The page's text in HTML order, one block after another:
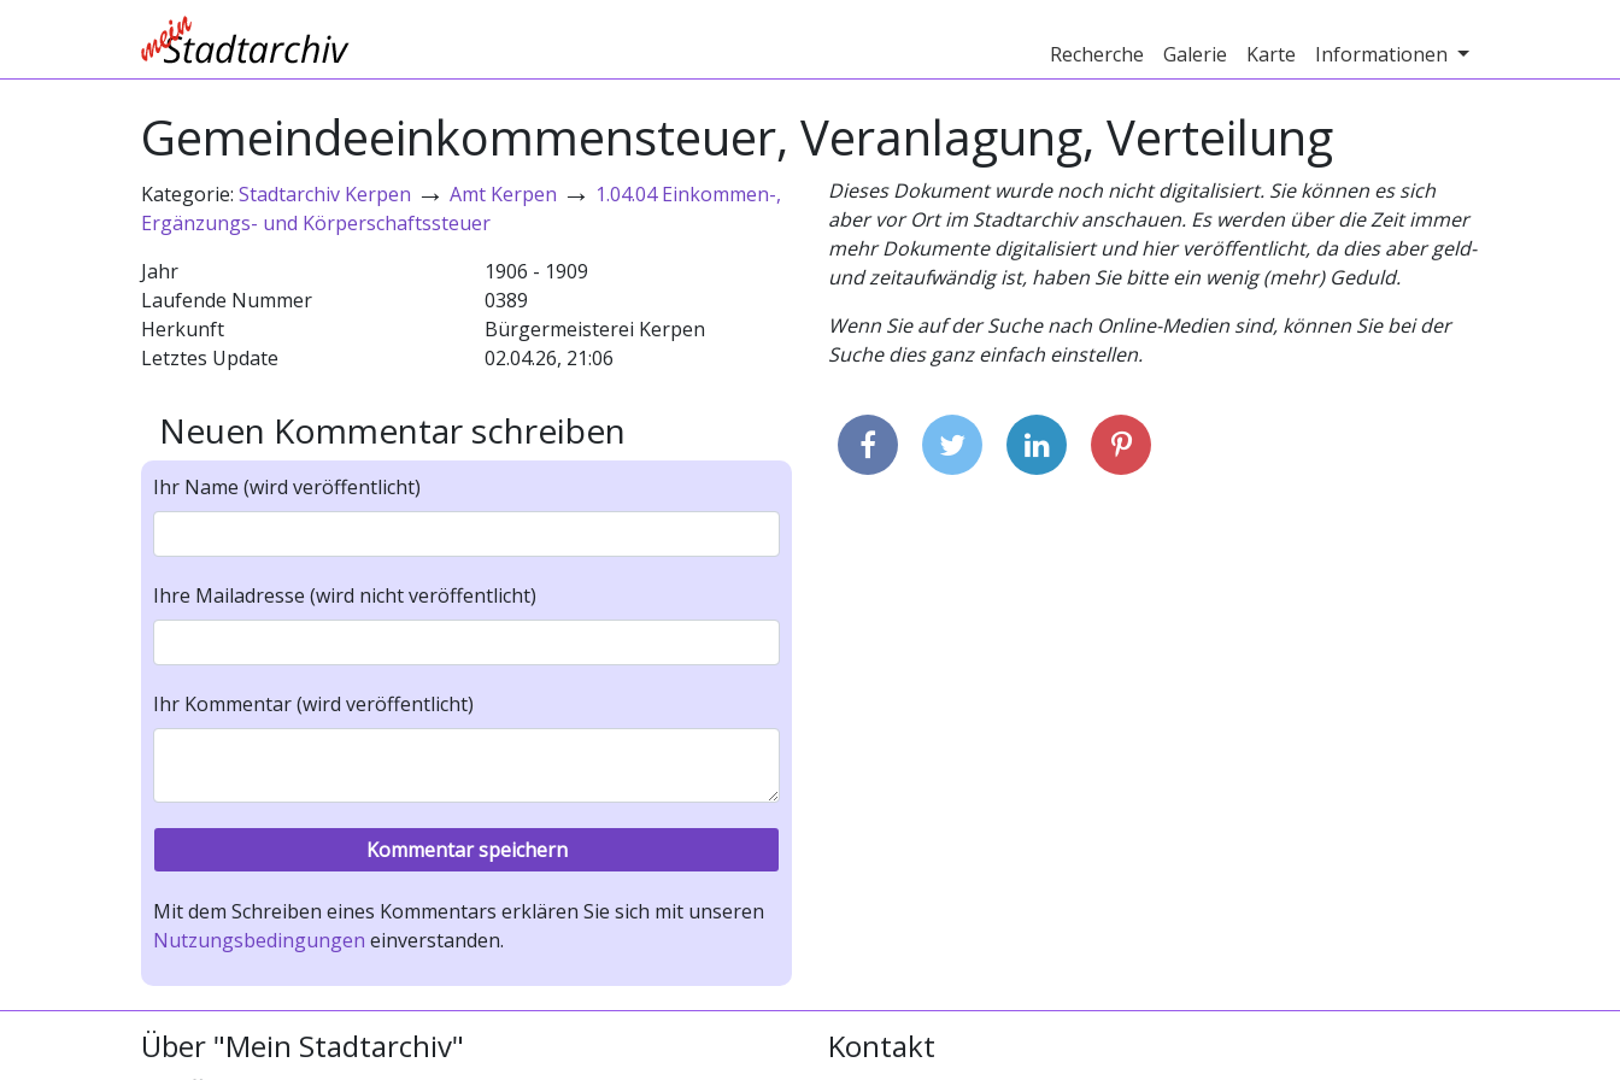
Recherche Galerie Karte Informationen
Gemeindeeinkommensteuer, Veranlagung, Verteilung
Kategorie: Stadtarchiv Kerpen → Amt Kerpen → 1.04.04 Einkommen-,
Ergänzungs- und Körperschaftssteuer
Jahr
1906 - 1909
Laufende Nummer
0389
Herkunft
Bürgermeisterei Kerpen
Letztes Update
02.04.26, 21:06
Neuen Kommentar schreiben
Ihr Name (wird veröffentlicht)
Ihre Mailadresse (wird nicht veröffentlicht)
Ihr Kommentar (wird veröffentlicht)
Mit dem Schreiben eines Kommentars erklären Sie sich mit unseren
Nutzungsbedingungen einverstanden.
Dieses Dokument wurde noch nicht digitalisiert. Sie können es sich
aber vor Ort im Stadtarchiv anschauen. Es werden über die Zeit immer
mehr Dokumente digitalisiert und hier veröffentlicht, da dies aber geld-
und zeitaufwändig ist, haben Sie bitte ein wenig (mehr) Geduld.
Wenn Sie auf der Suche nach Online-Medien sind, können Sie bei der
Suche dies ganz einfach einstellen.
Über "Mein Stadtarchiv" Kontakt